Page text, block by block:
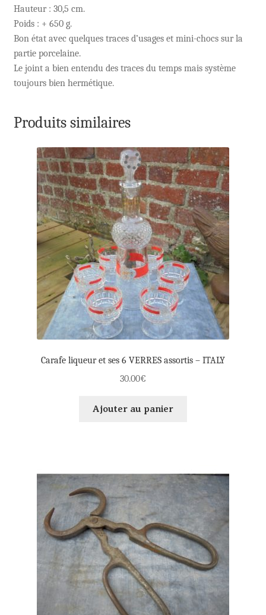
Hauteur : 30,5 cm.
Poids : + 650 g.
Bon état avec quelques traces d’usages et mini-chocs sur la
partie porcelaine.
Le joint a bien entendu des traces du temps mais système
toujours bien hermétique.
Produits similaires
Carafe liqueur et ses 6 VERRES assortis – ITALY
30.00€
Ajouter au panier